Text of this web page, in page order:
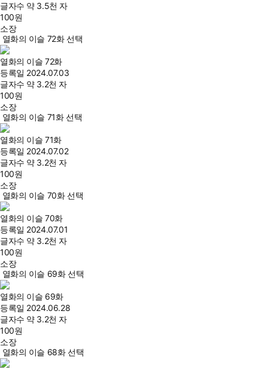
글자수 약 3.5천 자
100원
소장
열화의 이슬 72화 선택
열화의 이슬 72화
등록일 2024.07.03
글자수 약 3.2천 자
100원
소장
열화의 이슬 71화 선택
열화의 이슬 71화
등록일 2024.07.02
글자수 약 3.2천 자
100원
소장
열화의 이슬 70화 선택
열화의 이슬 70화
등록일 2024.07.01
글자수 약 3.2천 자
100원
소장
열화의 이슬 69화 선택
열화의 이슬 69화
등록일 2024.06.28
글자수 약 3.2천 자
100원
소장
열화의 이슬 68화 선택